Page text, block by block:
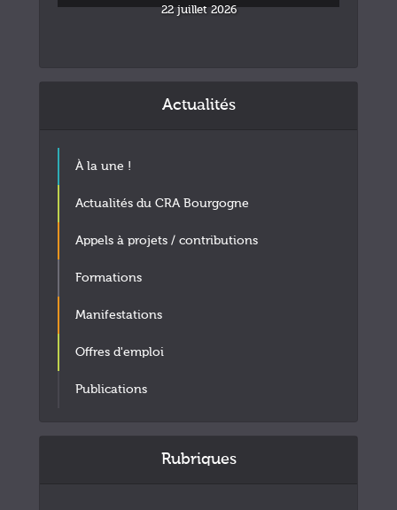
22 juillet 2026
Actualités
À la une !
Actualités du CRA Bourgogne
Appels à projets / contributions
Formations
Manifestations
Offres d'emploi
Publications
Rubriques